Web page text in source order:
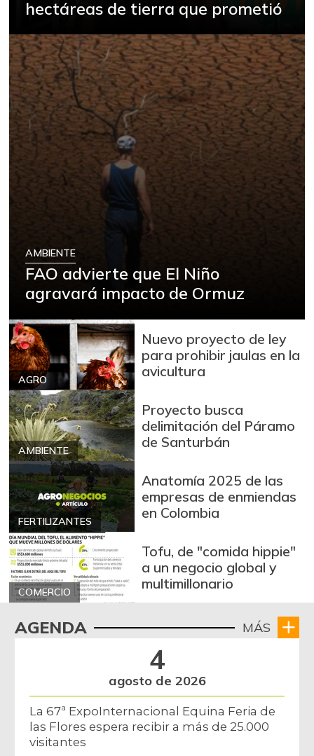
hectáreas de tierra que prometió
AMBIENTE
FAO advierte que El Niño
agravará impacto de Ormuz
AGRO
Nuevo proyecto de ley
para prohibir jaulas en la
avicultura
AMBIENTE
Proyecto busca
delimitación del Páramo
de Santurbán
FERTILIZANTES
Anatomía 2025 de las
empresas de enmiendas
en Colombia
COMERCIO
Tofu, de "comida hippie"
a un negocio global y
multimillonario
AGENDA MÁS
4
agosto de 2026
La 67ª ExpoInternacional Equina Feria de
las Flores espera recibir a más de 25.000
visitantes